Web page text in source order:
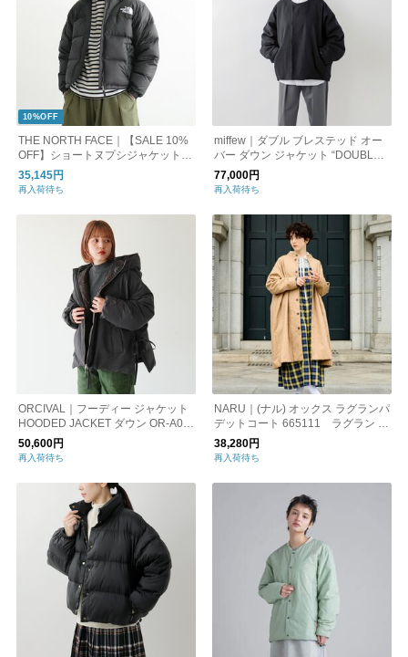
10%OFF
THE NORTH FACE｜【SALE 10%
OFF】ショートヌプシジャケット
アウター ダウンジャケット ジャン
パー レディース ndw92335
35,145円
再入荷待ち
miffew｜ダブル ブレステッド オー
バー ダウン ジャケット “DOUBLE
BREASTED OVER DOWN JACKE
T” few24wjk5225-yo
77,000円
再入荷待ち
ORCIVAL｜フーディー ジャケット
HOODED JACKET ダウン OR-A06
06 PLE オーシバル オーチバル
50,600円
再入荷待ち
NARU｜(ナル) オックス ラグランパ
デットコート 665111 ラグラン コ
ート 中綿
38,280円
再入荷待ち